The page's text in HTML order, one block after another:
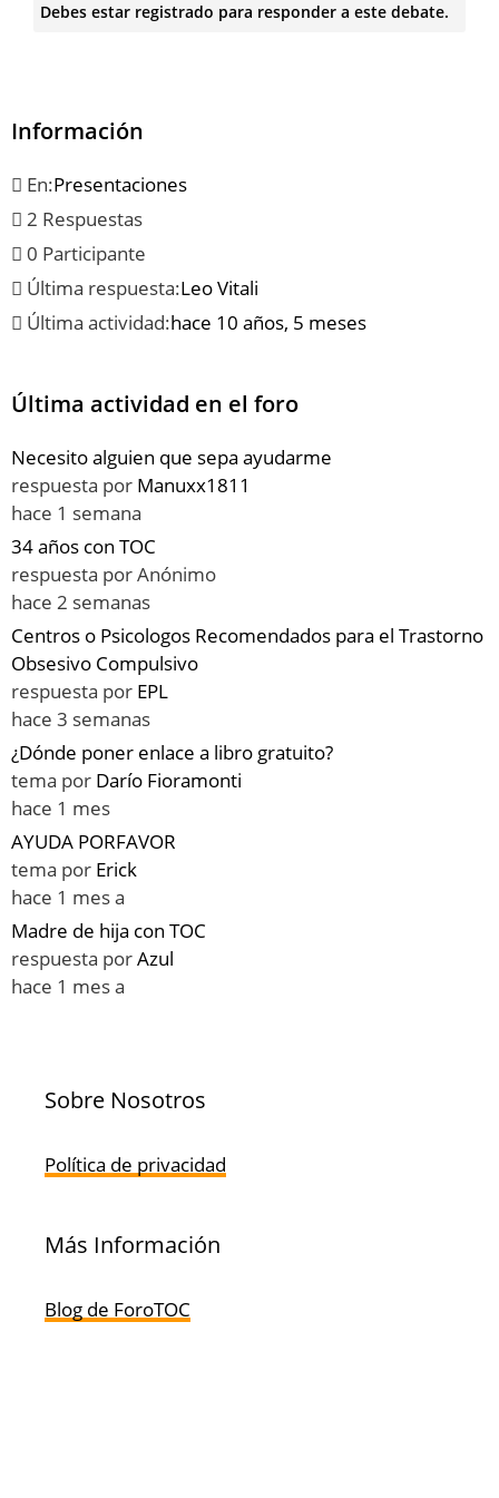
Debes estar registrado para responder a este debate.
Información
En:Presentaciones
2 Respuestas
0 Participante
Última respuesta:Leo Vitali
Última actividad:hace 10 años, 5 meses
Última actividad en el foro
Necesito alguien que sepa ayudarme
respuesta por Manuxx1811
hace 1 semana
34 años con TOC
respuesta porAnónimo
hace 2 semanas
Centros o Psicologos Recomendados para el Trastorno
Obsesivo Compulsivo
respuesta por EPL
hace 3 semanas
¿Dónde poner enlace a libro gratuito?
tema por Darío Fioramonti
hace 1 mes
AYUDA PORFAVOR
tema por Erick
hace 1 mes a
Madre de hija con TOC
respuesta porAzul
hace 1 mes a
Sobre Nosotros
Política de privacidad
Más Información
Blog de ForoTOC